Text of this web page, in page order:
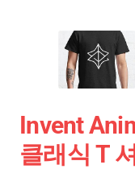
Invent
클래식 T